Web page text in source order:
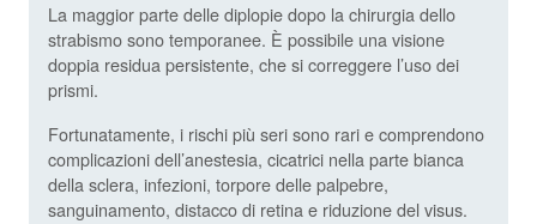
La maggior parte delle diplopie dopo la chirurgia dello
strabismo sono temporanee. È possibile una visione
doppia residua persistente, che si correggere l’uso dei
prismi.
Fortunatamente, i rischi più seri sono rari e comprendono
complicazioni dell’anestesia, cicatrici nella parte bianca
della sclera, infezioni, torpore delle palpebre,
sanguinamento, distacco di retina e riduzione del visus.